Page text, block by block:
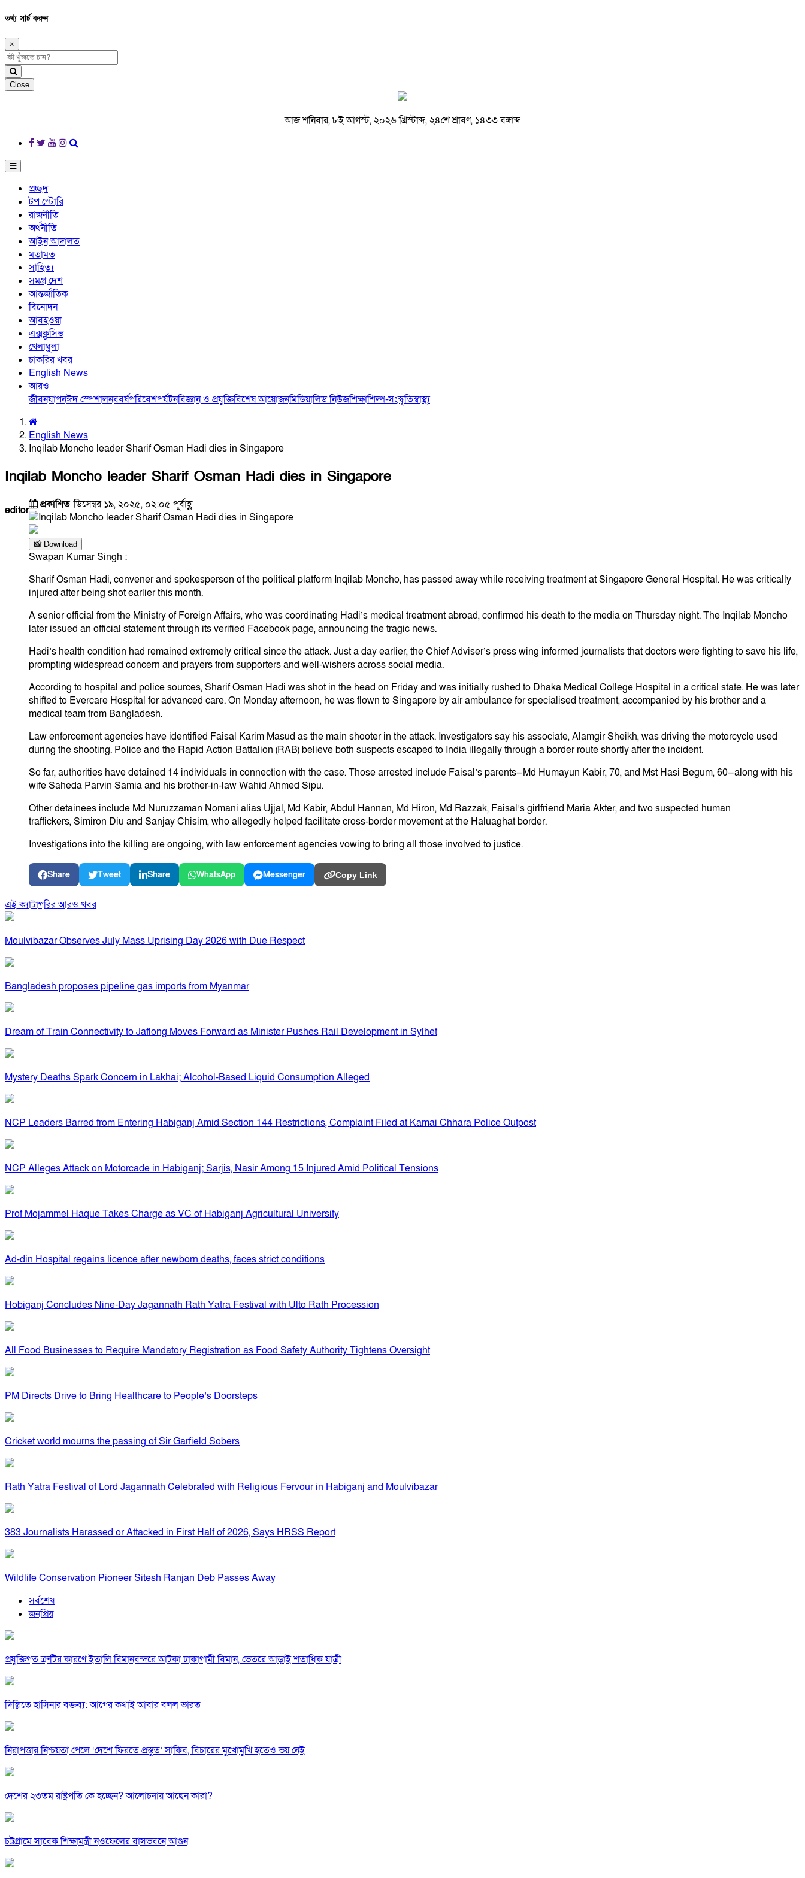
তথ্য সার্চ করুন
×
Close
আজ শনিবার, ৮ই আগস্ট, ২০২৬ খ্রিস্টাব্দ, ২৪শে শ্রাবণ, ১৪৩৩ বঙ্গাব্দ
প্রচ্ছদ
টপ স্টোরি
রাজনীতি
অর্থনীতি
আইন আদালত
মতামত
সাহিত্য
সমগ্র দেশ
আন্তর্জাতিক
বিনোদন
আবহওয়া
এক্সক্লুসিভ
খেলাধুলা
চাকরির খবর
English News
আরও
জীবনযাপনঈদ স্পেশালনববর্ষপরিবেশপর্যটনবিজ্ঞান ও প্রযুক্তিবিশেষ আয়োজনমিডিয়ালিড নিউজশিক্ষাশিল্প-সংস্কৃতিস্বাস্থ্য
English News
Inqilab Moncho leader Sharif Osman Hadi dies in Singapore
Inqilab Moncho leader Sharif Osman Hadi dies in Singapore
editor প্রকাশিতডিসেম্বর ১৯, ২০২৫, ০২:০৫ পূর্বাহ্ণ
📸 Download
Swapan Kumar Singh :
Sharif Osman Hadi, convener and spokesperson of the political platform Inqilab Moncho, has passed away while receiving treatment at Singapore General Hospital. He was critically
injured after being shot earlier this month.
A senior official from the Ministry of Foreign Affairs, who was coordinating Hadi’s medical treatment abroad, confirmed his death to the media on Thursday night. The Inqilab Moncho
later issued an official statement through its verified Facebook page, announcing the tragic news.
Hadi’s health condition had remained extremely critical since the attack. Just a day earlier, the Chief Adviser’s press wing informed journalists that doctors were fighting to save his life,
prompting widespread concern and prayers from supporters and well-wishers across social media.
According to hospital and police sources, Sharif Osman Hadi was shot in the head on Friday and was initially rushed to Dhaka Medical College Hospital in a critical state. He was later
shifted to Evercare Hospital for advanced care. On Monday afternoon, he was flown to Singapore by air ambulance for specialised treatment, accompanied by his brother and a
medical team from Bangladesh.
Law enforcement agencies have identified Faisal Karim Masud as the main shooter in the attack. Investigators say his associate, Alamgir Sheikh, was driving the motorcycle used
during the shooting. Police and the Rapid Action Battalion (RAB) believe both suspects escaped to India illegally through a border route shortly after the incident.
So far, authorities have detained 14 individuals in connection with the case. Those arrested include Faisal’s parents—Md Humayun Kabir, 70, and Mst Hasi Begum, 60—along with his
wife Saheda Parvin Samia and his brother-in-law Wahid Ahmed Sipu.
Other detainees include Md Nuruzzaman Nomani alias Ujjal, Md Kabir, Abdul Hannan, Md Hiron, Md Razzak, Faisal’s girlfriend Maria Akter, and two suspected human
traffickers, Simiron Diu and Sanjay Chisim, who allegedly helped facilitate cross-border movement at the Haluaghat border.
Investigations into the killing are ongoing, with law enforcement agencies vowing to bring all those involved to justice.
Share Tweet Share WhatsApp Messenger Copy Link
এই ক্যাটাগরির আরও খবর
Moulvibazar Observes July Mass Uprising Day 2026 with Due Respect
Bangladesh proposes pipeline gas imports from Myanmar
Dream of Train Connectivity to Jaflong Moves Forward as Minister Pushes Rail Development in Sylhet
Mystery Deaths Spark Concern in Lakhai; Alcohol-Based Liquid Consumption Alleged
NCP Leaders Barred from Entering Habiganj Amid Section 144 Restrictions, Complaint Filed at Kamai Chhara Police Outpost
NCP Alleges Attack on Motorcade in Habiganj; Sarjis, Nasir Among 15 Injured Amid Political Tensions
Prof Mojammel Haque Takes Charge as VC of Habiganj Agricultural University
Ad-din Hospital regains licence after newborn deaths, faces strict conditions
Hobiganj Concludes Nine-Day Jagannath Rath Yatra Festival with Ulto Rath Procession
All Food Businesses to Require Mandatory Registration as Food Safety Authority Tightens Oversight
PM Directs Drive to Bring Healthcare to People’s Doorsteps
Cricket world mourns the passing of Sir Garfield Sobers
Rath Yatra Festival of Lord Jagannath Celebrated with Religious Fervour in Habiganj and Moulvibazar
383 Journalists Harassed or Attacked in First Half of 2026, Says HRSS Report
Wildlife Conservation Pioneer Sitesh Ranjan Deb Passes Away
সর্বশেষ
জনপ্রিয়
প্রযুক্তিগত ত্রুটির কারণে ইতালি বিমানবন্দরে আটকা ঢাকাগামী বিমান, ভেতরে আড়াই শতাধিক যাত্রী
দিল্লিতে হাসিনার বক্তব্য: আগের কথাই আবার বলল ভারত
নিরাপত্তার নিশ্চয়তা পেলে ‘দেশে ফিরতে প্রস্তুত’ সাকিব, বিচারের মুখোমুখি হতেও ভয় নেই
দেশের ২৩তম রাষ্ট্রপতি কে হচ্ছেন? আলোচনায় আছেন কারা?
চট্টগ্রামে সাবেক শিক্ষামন্ত্রী নওফেলের বাসভবনে আগুন